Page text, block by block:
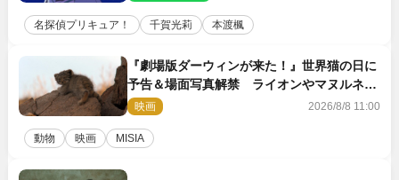
名探偵プリキュア！ 千賀光莉 本渡楓
『劇場版ダーウィンが来た！』世界猫の日に
予告＆場面写真解禁 ライオンやマヌルネコ
の赤ちゃんが大集合
映画 2026/8/8 11:00
動物 映画 MISIA